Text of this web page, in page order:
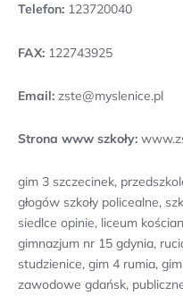
Telefon: 123720040
FAX: 122743925
Email: zste@myslenice.pl
Strona www szkoły:
gim 3 szczecinek,
głogów szkoły policealne,
siedlce opinie, liceum
gimnazjum nr 15 gdynia,
studzienice, gim 4 rumia,
zawodowe gdańsk,